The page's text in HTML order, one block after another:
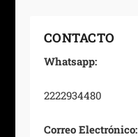
CONTACTO
Whatsapp:
2222934480
Correo Electrónico: